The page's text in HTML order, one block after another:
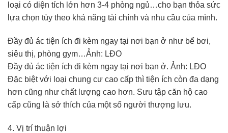
loại có diện tích lớn hơn 3-4 phòng ngủ…cho bạn thỏa sức
lựa chọn tùy theo khả năng tài chính và nhu cầu của mình.
Đầy đủ ác tiện ích đi kèm ngay tại nơi bạn ở như bể bơi,
siêu thị, phòng gym…Ảnh: LĐO
Đầy đủ ác tiện ích đi kèm ngay tại nơi bạn ở. Ảnh: LĐO
Đặc biệt với loại chung cư cao cấp thì tiện ích còn đa dạng
hơn cũng như chất lượng cao hơn. Sưu tập căn hộ cao
cấp cũng là sở thích của một số người thượng lưu.
4. Vị trí thuận lợi